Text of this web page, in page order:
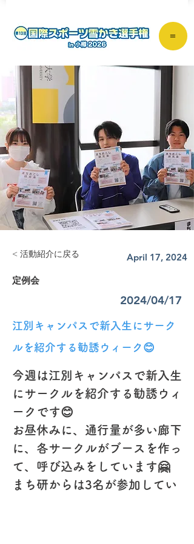
＝
< 活動紹介に戻る
April 17, 2024
定例会
2024/04/17
江別キャンパスで新入生にサーク
ルを紹介する勧誘ウィーク😊
今週は江別キャンパスで新入生
にサークルを紹介する勧誘ウィ
ークです😊
お昼休みに、通行量が多い廊下
に、各サークルがブースを作っ
て、呼び込みをしています🤗
まち研からは3名が参加してい